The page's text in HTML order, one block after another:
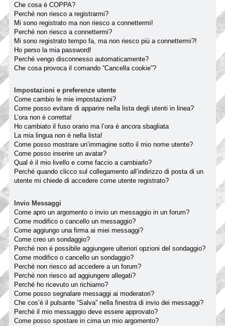
Che cosa è COPPA?
Perché non riesco a registrarmi?
Mi sono registrato ma non riesco a connettermi!
Perché non riesco a connettermi?
Mi sono registrato tempo fa, ma non riesco più a connettermi?!
Ho perso la mia password!
Perché vengo disconnesso automaticamente?
Che cosa provoca il comando “Cancella cookie”?
Impostazioni e preferenze utente
Come cambio le mie impostazioni?
Come posso evitare di apparire nella lista degli utenti in linea?
L’ora non è corretta!
Ho cambiato il fuso orario ma l’ora è ancora sbagliata
La mia lingua non è nella lista!
Come posso mostrare un’immagine sotto il mio nome utente?
Come posso inserire un avatar?
Qual è il mio livello e come faccio a cambiarlo?
Perché quando clicco sul collegamento all’indirizzo di posta di un
utente mi chiede di accedere come utente registrato?
Invio Messaggi
Come apro un argomento o invio un messaggio in un forum?
Come modifico o cancello un messaggio?
Come aggiungo una firma ai miei messaggi?
Come creo un sondaggio?
Perché non è possibile aggiungere ulteriori opzioni del sondaggio?
Come modifico o cancello un sondaggio?
Perché non riesco ad accedere a un forum?
Perché non riesco ad aggiungere allegati?
Perché ho ricevuto un richiamo?
Come posso segnalare messaggi ai moderatori?
Che cos’è il pulsante “Salva” nella finestra di invio dei messaggi?
Perché il mio messaggio deve essere approvato?
Come posso spostare in cima un mio argomento?